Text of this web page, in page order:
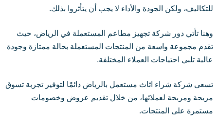
للتكاليف، ولكن الجودة والأداء لا يجب أن يتأثروا بذلك.
وهنا تأتي دور شركة تجهيز مطاعم المستعملة في الرياض، حيث
تقدم مجموعة واسعة من المنتجات المستعملة بحالة ممتازة وجودة
عالية تلبي احتياجات العملاء المختلفة.
تسعى شركة شراء اثاث مستعمل بالرياض دائمًا لتوفير تجربة تسوق
مريحة ومربحة لعملائها، من خلال تقديم عروض وخصومات
مستمرة على المنتجات.